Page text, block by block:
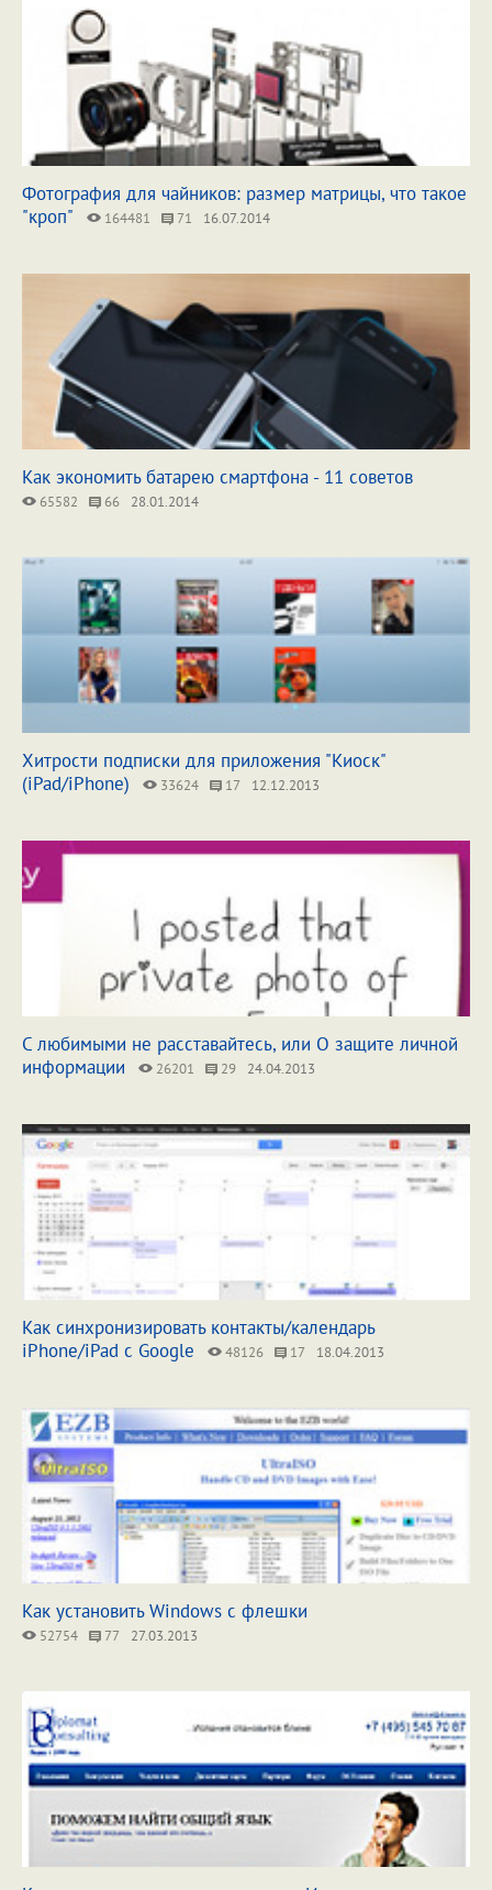
Фотография для чайников: размер матрицы, что такое
"кроп"
164481 71 16.07.2014
Как экономить батарею смартфона - 11 советов
65582 66 28.01.2014
Хитрости подписки для приложения "Киоск"
(iPad/iPhone)
33624 17 12.12.2013
С любимыми не расставайтесь, или О защите личной
информации
26201 29 24.04.2013
Как синхронизировать контакты/календарь
iPhone/iPad с Google
48126 17 18.04.2013
Как установить Windows с флешки
52754 77 27.03.2013